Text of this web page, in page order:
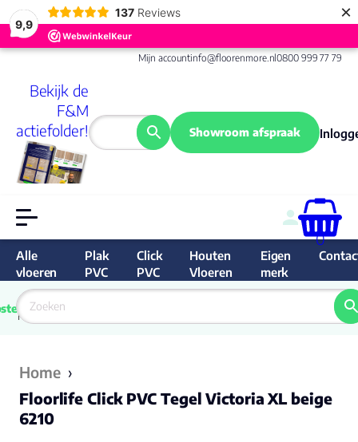
9,9
137 Reviews ×
Mijn accountinfo@floorenmore.nl0800 999 77 79
Bekijk de
F&M
actiefolder!
Showroom afspraak
0
Alle
vloeren
Plak
PVC
Click
PVC
Houten
Vloeren
Eigen
merk
van
Nederland
9.6/10
Home ›
Floorlife Click PVC Tegel Victoria XL beige
6210